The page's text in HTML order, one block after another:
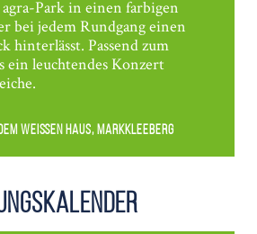
Park in einen farbigen
bei jedem Rundgang einen
hinterlässt. Passend zum
ein leuchtendes Konzert
weißen Haus, Markkleeberg